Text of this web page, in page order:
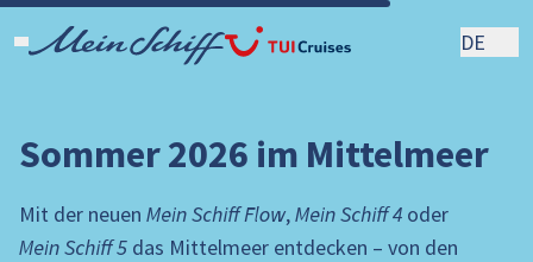
DE
Sommer 2026 im Mittelmeer
Mit der neuen Mein Schiff Flow,Mein Schiff 4 oder
Mein Schiff 5 das Mittelmeer entdecken – von den